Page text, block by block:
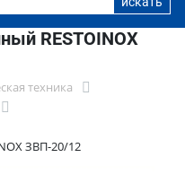
RESTOINOX
техника
ЗВП-20/12